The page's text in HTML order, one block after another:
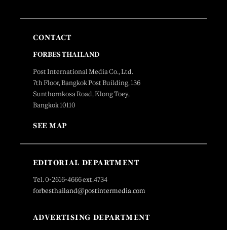
CONTACT
FORBES THAILAND
Post International Media Co., Ltd.
7th Floor, Bangkok Post Building, 136
Sunthornkosa Road, Klong Toey,
Bangkok 10110
SEE MAP
EDITORIAL DEPARTMENT
Tel. 0-2616-4666 ext.4734
forbesthailand@postintermedia.com
ADVERTISING DEPARTMENT